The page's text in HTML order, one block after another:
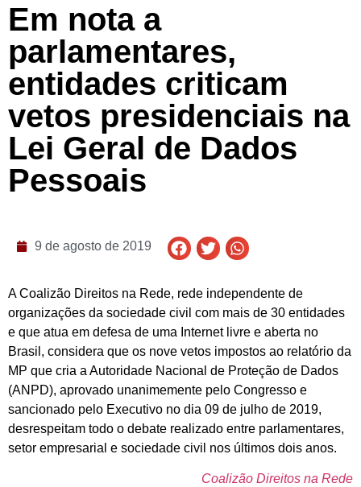
Em nota a
parlamentares,
entidades criticam
vetos presidenciais na
Lei Geral de Dados
Pessoais
9 de agosto de 2019
A Coalizão Direitos na Rede, rede independente de
organizações da sociedade civil com mais de 30 entidades
e que atua em defesa de uma Internet livre e aberta no
Brasil, considera que os nove vetos impostos ao relatório da
MP que cria a Autoridade Nacional de Proteção de Dados
(ANPD), aprovado unanimemente pelo Congresso e
sancionado pelo Executivo no dia 09 de julho de 2019,
desrespeitam todo o debate realizado entre parlamentares,
setor empresarial e sociedade civil nos últimos dois anos.
Coalizão Direitos na Rede